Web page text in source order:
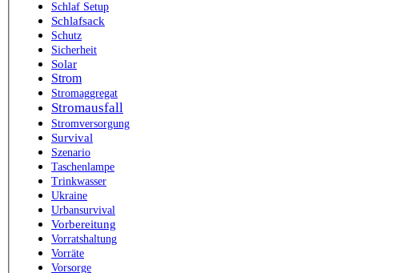
Schlaf Setup
Schlafsack
Schutz
Sicherheit
Solar
Strom
Stromaggregat
Stromausfall
Stromversorgung
Survival
Szenario
Taschenlampe
Trinkwasser
Ukraine
Urbansurvival
Vorbereitung
Vorratshaltung
Vorräte
Vorsorge